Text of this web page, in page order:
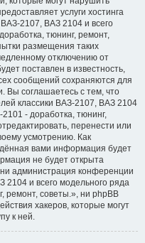
услуги хостинга
2107, ВАЗ 2104 и всего
тюнинг, ремонт,
размещения таких
отключению от
поставлен в известность,
сообщений сохраняются для
Вы соглашаетесь с тем, что
классики ВАЗ-2107, ВАЗ 2104
- доработка, тюнинг,
перенести или
усмотрению. Как
вами информация будет
не будет открыта
администрация конференции
2104 и всего модельного ряда
ремонт, советы.», ни phpBB
хакеров, которые могут
к ней.